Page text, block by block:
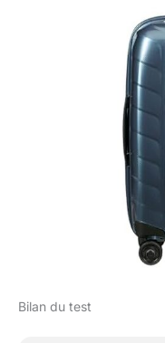
Bilan du test